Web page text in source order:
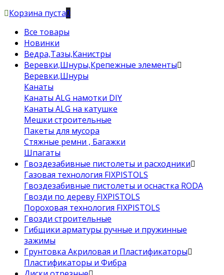
Корзина пуста0
Все товары
Новинки
Ведра,Тазы,Канистры
Веревки,Шнуры,Крепежные элементы
Веревки,Шнуры
Канаты
Канаты ALG намотки DIY
Канаты ALG на катушке
Мешки строительные
Пакеты для мусора
Стяжные ремни , Багажки
Шпагаты
Гвоздезабивные пистолеты и расходники
Газовая технология FIXPISTOLS
Гвоздезабивные пистолеты и оснастка RODA
Гвозди по дереву FIXPISTOLS
Пороховая технология FIXPISTOLS
Гвозди строительные
Гибщики арматуры ручные и пружинные
зажимы
Грунтовка Акриловая и Пластификаторы
Пластификаторы и Фибра